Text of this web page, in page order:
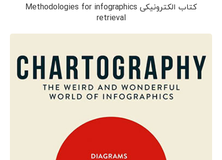
کتاب الکترونیکی Methodologies for infographics
retrieval